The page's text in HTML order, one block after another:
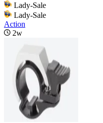
Lady-Sale
Lady-Sale
Action
2w